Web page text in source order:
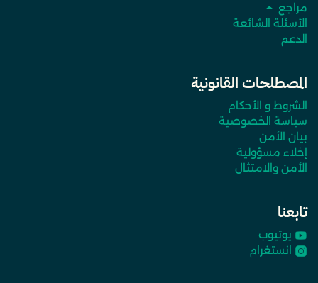
مراجع
الأسئلة الشائعة
الدعم
المصطلحات القانونية
الشروط و الأحكام
سياسة الخصوصية
بيان الأمن
إخلاء مسؤولية
الأمن والامتثال
تابعنا
يوتيوب
انستغرام